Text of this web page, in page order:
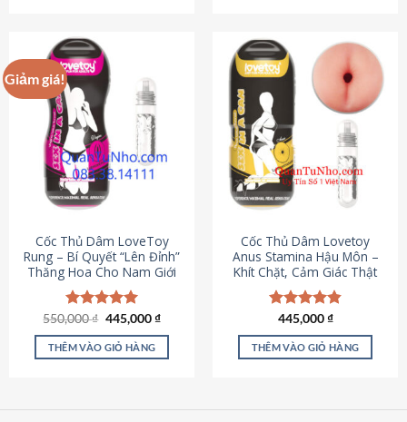
Giảm giá!
Cốc Thủ Dâm LoveToy
Rung – Bí Quyết “Lên Đỉnh”
Thăng Hoa Cho Nam Giới
Được xếp
hạng5.00
5 sao
550,000₫ Giá
là:
550,000 ₫.
445,000₫Giá
tại
THÊM VÀO GIỎ HÀNG
Cốc Thủ Dâm Lovetoy
Anus Stamina Hậu Môn –
Khít Chặt, Cảm Giác Thật
Được xếp
hạng4.84
5 sao
445,000₫
THÊM VÀO GIỎ HÀNG